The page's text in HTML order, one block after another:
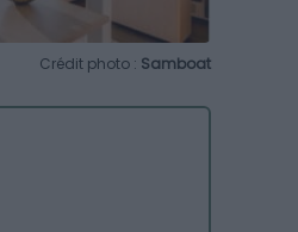
Crédit photo : Samboat